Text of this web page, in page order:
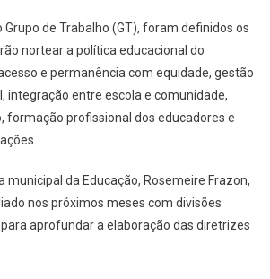
Grupo de Trabalho (GT), foram definidos os
nortear a política educacional do
e permanência com equidade, gestão
integração entre escola e comunidade,
formação profissional dos educadores e
municipal da Educação, Rosemeire Frazon,
nos próximos meses com divisões
aprofundar a elaboração das diretrizes